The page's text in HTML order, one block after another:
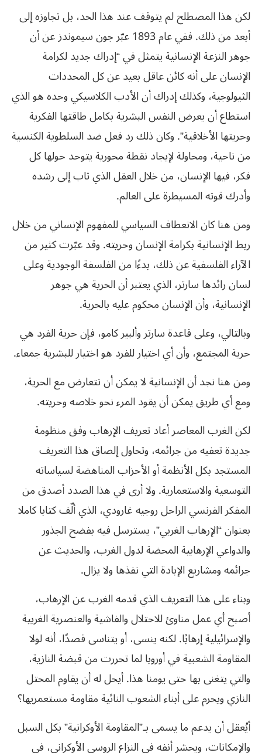
لكن هذا المصطلح لم يتوقف عند هذا الحد، بل تجاوزه إلى
أبعد من ذلك. ففي عام 1893 عبّر جون سيموندز عن أن
جوهر النزعة الإنسانية يتمثل في “إدراك جديد لكرامة
الإنسان على أنه كائن عاقل بعيد عن كل المحددات
الثيولوجية، وكذلك إدراك أن الأدب الكلاسيكي وحده هو الذي
استطاع أن يعرض النفس البشرية بكامل طاقتها الفكرية
وحريتها الأخلاقية”. وكان ذلك رد فعل ضد السلطوية الكنسية
من ناحية، ومحاولة لإيجاد نقطة محورية يتوحد حولها كل
فكر، فيها الإنسان، من خلال العقل الذي ثاب إلى رشده
وأدرك قوته المسيطرة على العالم.
ومن هنا كان الانعطاف السياسي للمفهوم الإنساني من خلال
ربط الإنسانية بكرامة الإنسان وحريته. وقد عبّرت كثير من
الآراء الفلسفية عن ذلك، بدءًا من الفلسفة الوجودية وعلى
لسان رائدها سارتر، الذي يعتبر أن الحرية هي جوهر
الإنسانية، وأن الإنسان محكوم عليه بالحرية.
وبالتالي، وعلى قاعدة سارتر وألبير كامو، فإن حرية الفرد هي
حرية المجتمع، وأن أي اختيار للفرد هو اختيار للبشرية جمعاء.
ومن هنا نجد أن الإنسانية لا يمكن أن تتعارض مع الحرية،
ومع أي طريق يمكن أن يقود المرء نحو خلاصه وحريته.
لكن الغرب المعاصر أعاد تعريف الإرهاب وفق منظومة
جديدة تعفيه من جرائمه، وتحاول إلصاق هذا التعريف
المستجد بكل الأنظمة أو الأحزاب المناهضة لسياساته
التوسعية والاستعمارية. ولا أرى في هذا الصدد أصدق من
المفكر الفرنسي الراحل روجيه غارودي، الذي ألّف كتابا كاملا
بعنوان “الإرهاب الغربي”، يسترسل فيه بفضح الجذور
والدواعي الإرهابية المحضة لدول الغرب، والحديث عن
جرائمه ومشاريع الإبادة التي نفذها ولا يزال.
وبناء على هذا التعريف الذي قدمه الغرب عن الإرهاب،
أصبح أي عمل مناوئ للاحتلال والفاشية والعنصرية الغربية
والإسرائيلية إرهابًا. لكنه ينسى، أو يتناسى قصدًا، أنه لولا
المقاومة الشعبية في أوروبا لما تحررت من قبضة النازية،
والتي يتغنى بها حتى يومنا هذا. أيحل له أن يقاوم المحتل
النازي ويحرم على أبناء الشعوب النائية مقاومة مستعمريها؟
أيُعقل أن يدعم ما يسمى بـ”المقاومة الأوكرانية” بكل السبل
والإمكانات، ويحشر أنفه في النزاع الروسي الأوكراني، في